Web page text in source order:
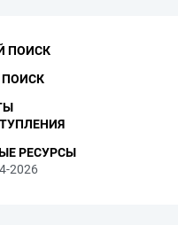
2026
ПОИСК
РЕСУРСЫ